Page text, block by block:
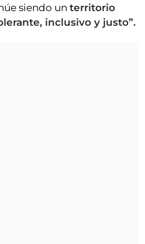
siendo un territorio
inclusivo y justo”.